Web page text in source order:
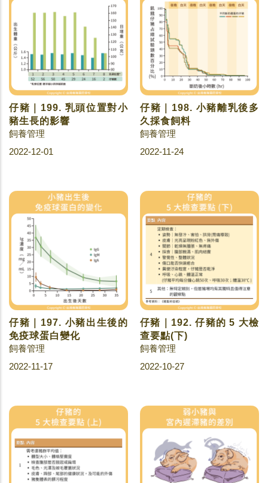
仔豬｜199. 乳頭位置對小
豬生長的影響
飼養管理
2022-12-01
仔豬｜198. 小豬離乳後多
久採食飼料
飼養管理
2022-11-24
仔豬｜197. 小豬出生後的
免疫球蛋白變化
飼養管理
2022-11-17
仔豬｜192. 仔豬的 5 大檢
查要點(下)
飼養管理
2022-10-27